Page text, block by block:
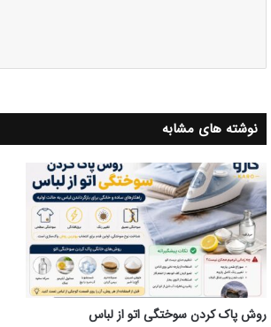
نوشته های مشابه
روش پاک کردن سوختگی اتو از لباس